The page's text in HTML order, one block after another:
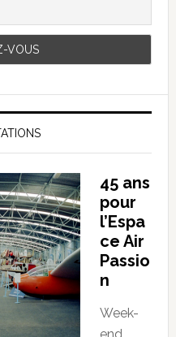
45 ans
pour
l’Espa
ce Air
Passio
n
Week-